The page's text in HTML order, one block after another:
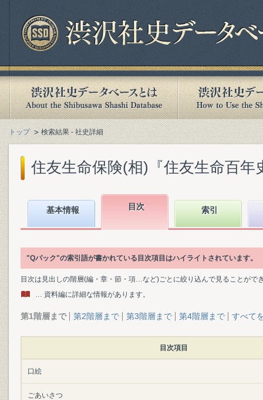
トップ 検索結果 - 社史詳細
住友生命保険(相)『住友生命百年
基本情報 目次 索引
"Qパック"の索引語が書かれている目次項目はハイライトされています。
目次は見出しの階層(編・章・節・項…など)ごとに絞り込んで見ることがで
… 資料編に詳細な情報があります。
第1階層まで 第2階層まで 第3階層まで 第4階層まで すべて
目次項目
口絵
ごあいさつ